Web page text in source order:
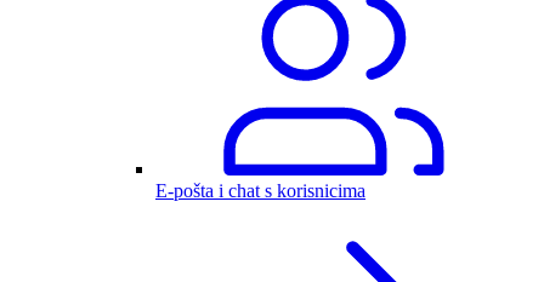
E-pošta i chat s korisnicima